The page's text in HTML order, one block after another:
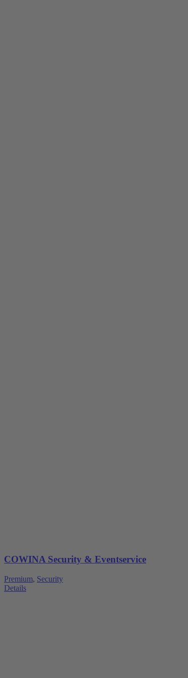
COWINA Security & Eventservice
Premium, Security
Details